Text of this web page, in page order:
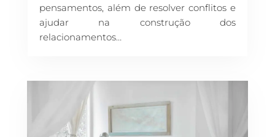
pensamentos, além de resolver conflitos e
ajudar na construção dos
relacionamentos…